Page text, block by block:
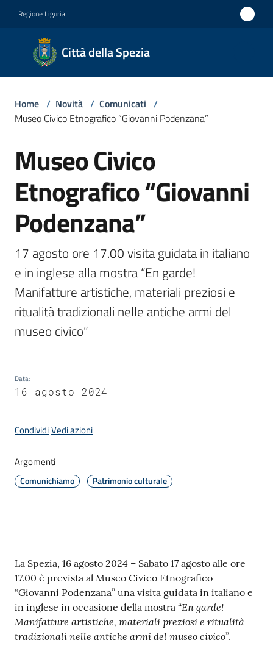
Regione Liguria
Città della Spezia
Città
della
Medaglia
Merito
Civile
Medaglia
d'argento
al Valor
Militare
Amministrazione
Servizi
il
t
i
f
i
c
a
Home / Novità / Comunicati /
Museo Civico Etnografico “Giovanni Podenzana”
Salta al contenuto
Museo Civico
Etnografico “Giovanni
Podenzana”
17 agosto ore 17.00 visita guidata in italiano
e in inglese alla mostra “En garde!
Manifatture artistiche, materiali preziosi e
ritualità tradizionali nelle antiche armi del
museo civico”
Data:
16 agosto 2024
CondividiVedi azioni
Argomenti
Comunichiamo Patrimonio culturale
Contenuto
La Spezia, 16 agosto 2024 – Sabato 17 agosto alle ore
17.00 è prevista al Museo Civico Etnografico
“Giovanni Podenzana” una visita guidata in italiano e
in inglese in occasione della mostra “En garde!
Manifatture artistiche, materiali preziosi e ritualità
tradizionali nelle antiche armi del museo civico”.